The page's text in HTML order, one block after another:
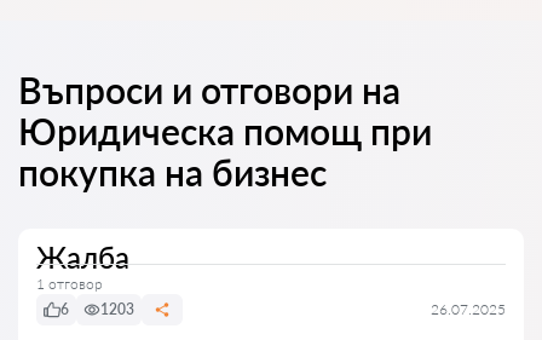
Въпроси и отговори на
Юридическа помощ при
покупка на бизнес
Жалба
1 отговор
6
1203 26.07.2025